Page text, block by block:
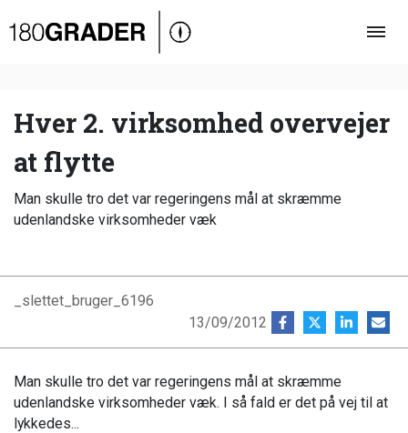
Oversigt
Debat
Video
Podcast
Hver 2. virksomhed overvejer
at flytte
Man skulle tro det var regeringens mål at skræmme
udenlandske virksomheder væk
_slettet_bruger_6196
13/09/2012
Man skulle tro det var regeringens mål at skræmme
udenlandske virksomheder væk. I så fald er det på vej til at
lykkedes...